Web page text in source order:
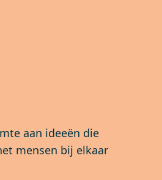
aan ideeën die
mensen bij elkaar